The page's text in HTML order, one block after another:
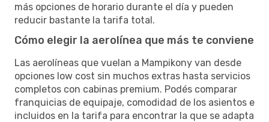
más opciones de horario durante el día y pueden
reducir bastante la tarifa total.
Cómo elegir la aerolínea que más te conviene
Las aerolíneas que vuelan a Mampikony van desde
opciones low cost sin muchos extras hasta servicios
completos con cabinas premium. Podés comparar
franquicias de equipaje, comodidad de los asientos e
incluidos en la tarifa para encontrar la que se adapta